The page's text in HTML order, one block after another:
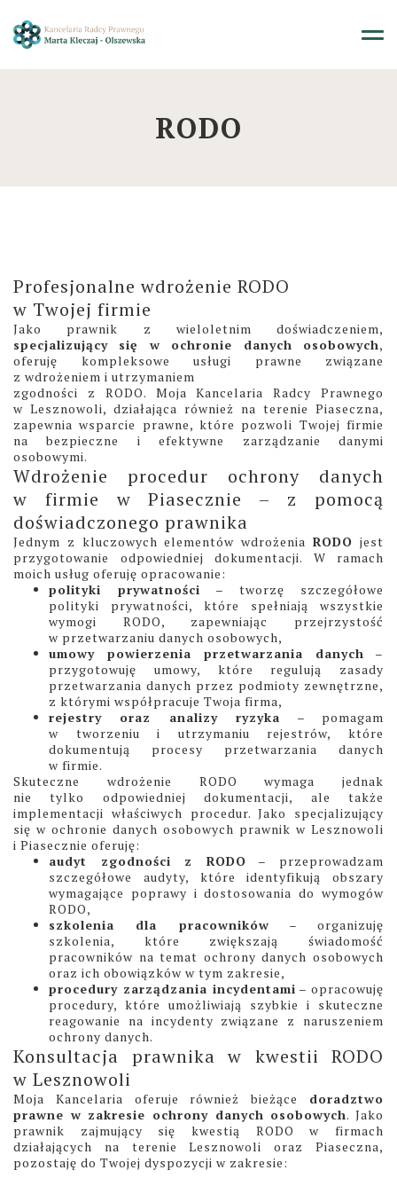
RODO
Profesjonalne wdrożenie RODO
w Twojej firmie
Jako prawnik z wieloletnim doświadczeniem,
specjalizujący się w ochronie danych osobowych,
oferuję kompleksowe usługi prawne związane
z wdrożeniem i utrzymaniem
zgodności z RODO. Moja Kancelaria Radcy Prawnego
w Lesznowoli, działająca również na terenie Piaseczna,
zapewnia wsparcie prawne, które pozwoli Twojej firmie
na bezpieczne i efektywne zarządzanie danymi
osobowymi.
Wdrożenie procedur ochrony danych
w firmie w Piasecznie – z pomocą
doświadczonego prawnika
Jednym z kluczowych elementów wdrożeniaRODO jest
przygotowanie odpowiedniej dokumentacji. W ramach
moich usług oferuję opracowanie:
polityki prywatności – tworzę szczegółowe
polityki prywatności, które spełniają wszystkie
wymogi RODO, zapewniając przejrzystość
w przetwarzaniu danych osobowych,
umowy powierzenia przetwarzania danych –
przygotowuję umowy, które regulują zasady
przetwarzania danych przez podmioty zewnętrzne,
z którymi współpracuje Twoja firma,
rejestry oraz analizy ryzyka – pomagam
w tworzeniu i utrzymaniu rejestrów, które
dokumentują procesy przetwarzania danych
w firmie.
Skuteczne wdrożenie RODO wymaga jednak
nie tylko odpowiedniej dokumentacji, ale także
implementacji właściwych procedur. Jako specjalizujący
się w ochronie danych osobowych prawnik w Lesznowoli
i Piasecznie oferuję:
audyt zgodności z RODO – przeprowadzam
szczegółowe audyty, które identyfikują obszary
wymagające poprawy i dostosowania do wymogów
RODO,
szkolenia dla pracowników – organizuję
szkolenia, które zwiększają świadomość
pracowników na temat ochrony danych osobowych
oraz ich obowiązków w tym zakresie,
procedury zarządzania incydentami – opracowuję
procedury, które umożliwiają szybkie i skuteczne
reagowanie na incydenty związane z naruszeniem
ochrony danych.
Konsultacja prawnika w kwestii RODO
w Lesznowoli
Moja Kancelaria oferuje również bieżące doradztwo
prawne w zakresie ochrony danych osobowych. Jako
prawnik zajmujący się kwestią RODO w firmach
działających na terenie Lesznowoli oraz Piaseczna,
pozostaję do Twojej dyspozycji w zakresie: